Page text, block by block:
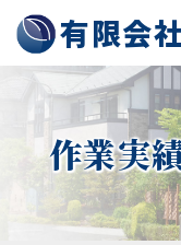
有限会
作業実